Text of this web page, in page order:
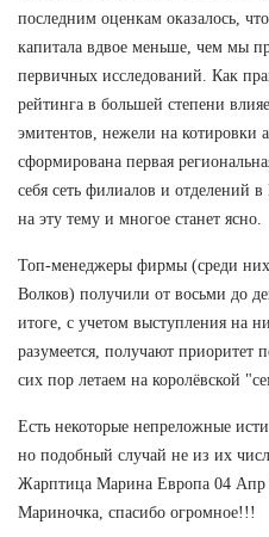
последним оценкам оказалось,
капитала вдвое меньше, чем мы
первичных исследований. Как
рейтинга в большей степени
эмитентов, нежели на котировки
сформирована первая
себя сеть филиалов и отделений
на эту тему и многое станет ясно.
Топ-менеджеры фирмы (среди них
Волков) получили от восьми до
итоге, с учетом выступления на
разумеется, получают
сих пор летаем на королёвской
Есть некоторые непреложные
но подобный случай не из их
Жарптица Марина Европа 04
Мариночка, спасибо огромное!!!